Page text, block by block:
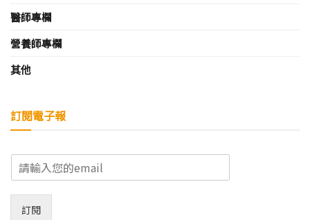
醫師專欄
營養師專欄
其他
訂閱電子報
E
m
訂閱